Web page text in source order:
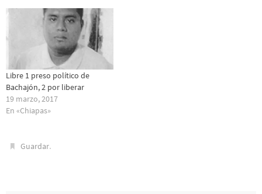
Libre 1 preso político de
Bachajón, 2 por liberar
19 marzo, 2017
En «Chiapas»
Guardar.